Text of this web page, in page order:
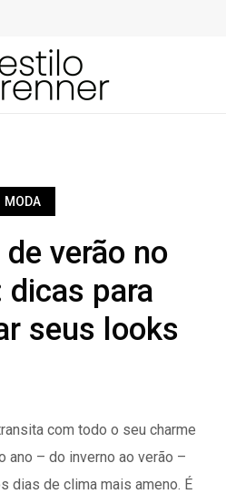
MODA
verão no
dicas para
seus looks
com todo o seu charme
ano – do inverno ao verão –
dias de clima mais ameno. É